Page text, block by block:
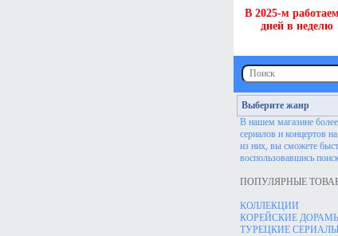
В 2025-м
дней в неделю
Выберите жанр
В нашем магазине
сериалов и концертов
из них, вы сможете
воспользовавшись
ПОПУЛЯРНЫЕ
КОЛЛЕКЦИИ
КОРЕЙСКИЕ
ТУРЕЦКИЕ СЕРИАЛЫ